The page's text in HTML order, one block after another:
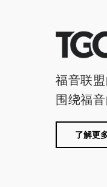
福音联
围绕福音
了解更